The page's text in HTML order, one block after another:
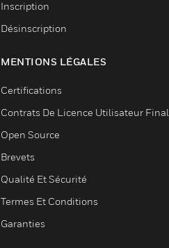
Inscription
Désinscription
MENTIONS LÉGALES
Certifications
Contrats De Licence Utilisateur Final
Open Source
Brevets
Qualité Et Sécurité
Termes Et Conditions
Garanties